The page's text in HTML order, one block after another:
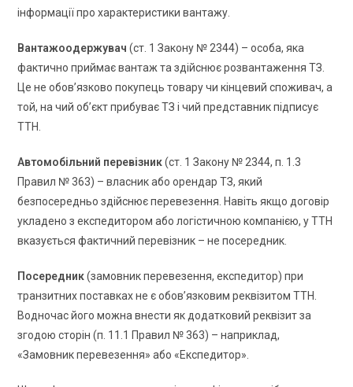
інформації про характеристики вантажу.
Вантажоодержувач (ст. 1 Закону № 2344) – особа, яка
фактично приймає вантаж та здійснює розвантаження ТЗ.
Це не обов’язково покупець товару чи кінцевий споживач, а
той, на чий об’єкт прибуває ТЗ і чий представник підписує
ТТН.
Автомобільний перевізник(ст. 1 Закону № 2344, п. 1.3
Правил № 363) – власник або орендар ТЗ, який
безпосередньо здійснює перевезення. Навіть якщо договір
укладено з експедитором або логістичною компанією, у ТТН
вказується фактичний перевізник – не посередник.
Посередник(замовник перевезення, експедитор) при
транзитних поставках не є обов’язковим реквізитом ТТН.
Водночас його можна внести як додатковий реквізит за
згодою сторін (п. 11.1 Правил № 363) – наприклад,
«Замовник перевезення» або «Експедитор».